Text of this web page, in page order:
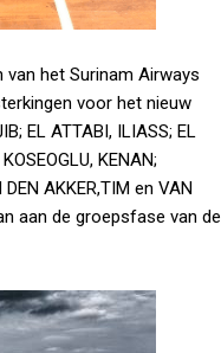
van het Surinam Airways
voor het nieuw
EL ATTABI, ILIASS; EL
KENAN;
DEN AKKER,TIM en VAN
aan de groepsfase van de